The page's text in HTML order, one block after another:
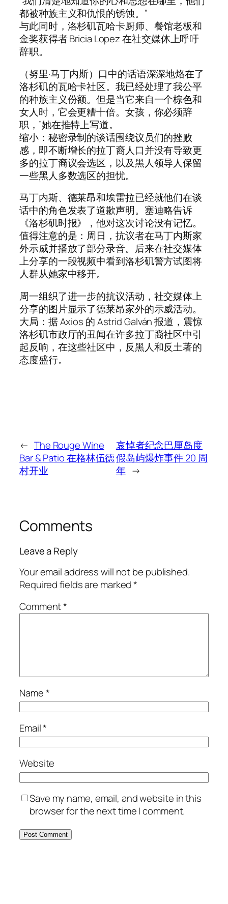
都被种族主义和仇恨的锈蚀。”
与此同时，洛杉矶瓦哈卡厨师、餐馆老板和
金奖获得者 Bricia Lopez 在社交媒体上呼吁
辞职。
（努里·马丁内斯）口中的话语深深地烙在了
洛杉矶的瓦哈卡社区。我已经处理了我公平
的种族主义份额。但是当它来自一个棕色和
女人时，它会更糟十倍。女孩，你必须辞
职，”她在推特上写道。
缩小：秘密录制的谈话围绕议员们的挫败
感，即不断增长的拉丁裔人口并没有导致更
多的拉丁裔议会选区，以及黑人领导人保留
一些黑人多数选区的担忧。
马丁内斯、德莱昂和埃雷拉已经就他们在谈
话中的角色发表了道歉声明。塞迪略告诉
《洛杉矶时报》，他对这次讨论没有记忆。
值得注意的是：周日，抗议者在马丁内斯家
外示威并播放了部分录音。后来在社交媒体
上分享的一段视频中看到洛杉矶警方试图将
人群从她家中移开。
周一组织了进一步的抗议活动，社交媒体上
分享的图片显示了德莱昂家外的示威活动。
大局：据 Axios 的 Astrid Galván 报道，震惊
洛杉矶市政厅的丑闻在许多拉丁裔社区中引
起反响，在这些社区中，反黑人和反土著的
态度盛行。
← The Rouge Wine
Bar & Patio 在格林伍德
村开业
哀悼者纪念巴厘岛度
假岛屿爆炸事件 20 周
年 →
Comments
Leave a Reply
Your email address will not be published.
Required fields are marked*
Comment*
Name*
Email*
Website
Save my name, email, and website in this
browser for the next time I comment.